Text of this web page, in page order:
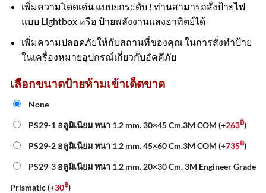
เพิ่มความโดดเด่น แบบยกระดับ ! ท่านสามารถสั่งป้ายไฟ
แบบ Lightbox หรือ ป้ายพลังงานแสงอาทิตย์ได้
เพิ่มความปลอดภัยให้กับสถานที่ของคุณ ในการสั่งทำป้าย
ในเครื่องหมายอุปกรณ์เกี่ยวกับอัคคีภัย
เลือกขนาดป้ายห้ามเข้าเด็ดขาด
None
PS29-1 อลูมิเนียม หนา 1.2 mm. 30×45 Cm.3M COM (+263฿)
PS29-2 อลูมิเนียม หนา 1.2 mm. 45×60 Cm.3M COM (+735฿)
PS29-3 อลูมิเนียม หนา 1.2 mm. 20×30 Cm. 3M Engineer Grade
Prismatic(+30฿)